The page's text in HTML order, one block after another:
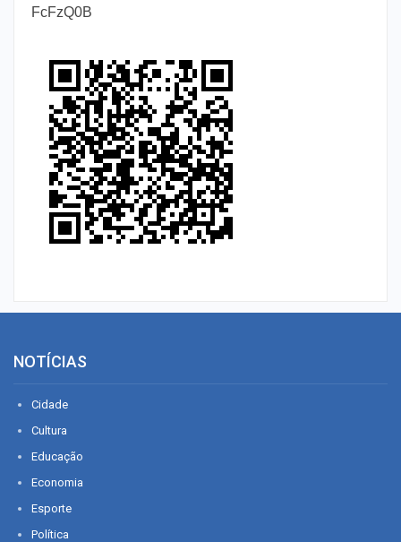
FcFzQ0B
NOTÍCIAS
Cidade
Cultura
Educação
Economia
Esporte
Política